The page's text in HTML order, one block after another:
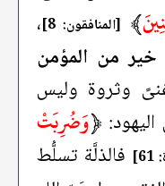
﴾ [المنافقون: 8]
،
خير من المؤمن
وثروة وليس
﴿وَضُرِبَتْ
فالذلَّة تسلُّط